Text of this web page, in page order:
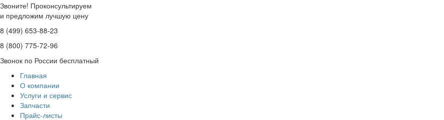
Звоните! Проконсультируем
и предложим лучшую цену
8 (499) 653-88-23
8 (800) 775-72-96
Звонок по России бесплатный
Главная
О компании
Услуги и сервис
Запчасти
Прайс-листы